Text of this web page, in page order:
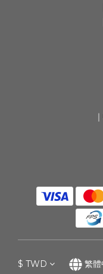
｜
$ TWD 繁體